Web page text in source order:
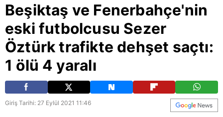
Beşiktaş ve Fenerbahçe'nin
eski futbolcusu Sezer
Öztürk trafikte dehşet saçtı:
1 ölü 4 yaralı
Giriş Tarihi: 27 Eylül 2021 11:46